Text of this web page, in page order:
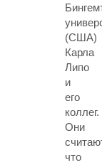
(США)
Карла
Липо
и
его
коллег.
Они
что